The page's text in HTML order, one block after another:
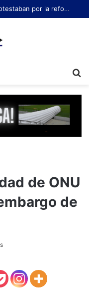
de ONU
de